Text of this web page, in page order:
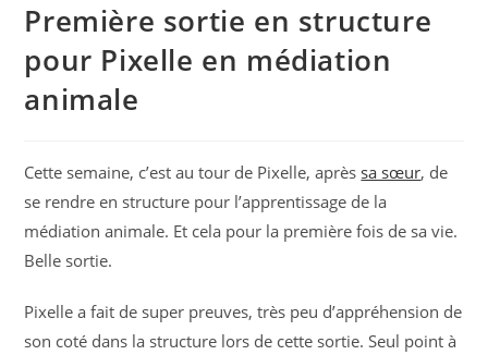
Première sortie en structure
pour Pixelle en médiation
animale
Cette semaine, c’est au tour de Pixelle, aprèssa sœur, de
se rendre en structure pour l’apprentissage de la
médiation animale. Et cela pour la première fois de sa vie.
Belle sortie.
Pixelle a fait de super preuves, très peu d’appréhension de
son coté dans la structure lors de cette sortie. Seul point à